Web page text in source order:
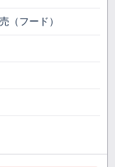
（フード）